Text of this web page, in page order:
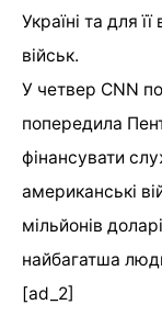
Україні та для
військ.
У четвер CNN
попередила
фінансувати
американські
мільйонів
найбагатша
[ad_2]